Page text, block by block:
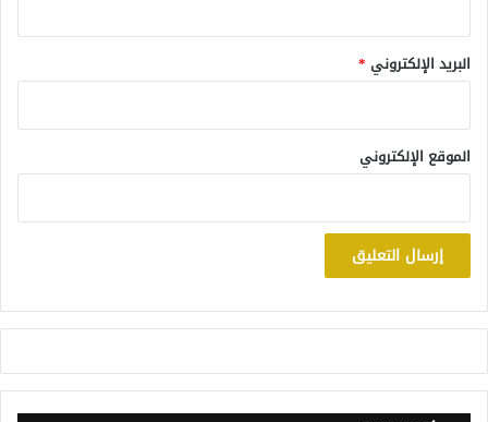
البريد الإلكتروني *
الموقع الإلكتروني